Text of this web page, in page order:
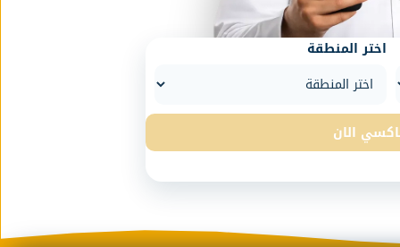
اختر المنطقة
الان